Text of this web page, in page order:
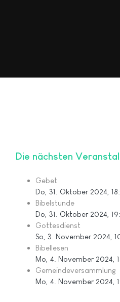
Die nächsten
Gebet
Do, 31. Oktober 2024 ,
Bibelstunde
Do, 31. Oktober 2024 ,
Gottesdienst
So, 3. November 2024 ,
Bibellesen
Mo, 4. November 2024 ,
Gemeindeversammlung
Mo, 4. November 2024 ,